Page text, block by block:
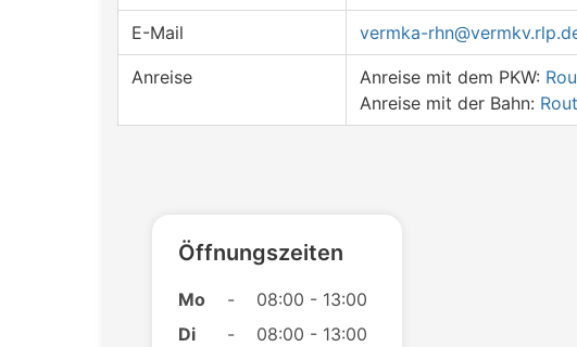
E-Mail vermka-
Anreise Anreise mit dem PKW:
Anreise mit der Bahn:
Öffnungszeiten
Mo -
08:00 - 13:00
Di
-
08:00 - 13:00